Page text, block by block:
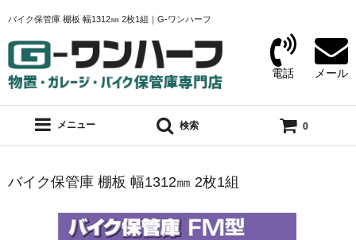
バイク保管庫 棚板 幅1312㎜ 2枚1組｜G-ワンハーフ
電話 メール
メニュー 検索 0
バイク保管庫 棚板 幅1312㎜ 2枚1組